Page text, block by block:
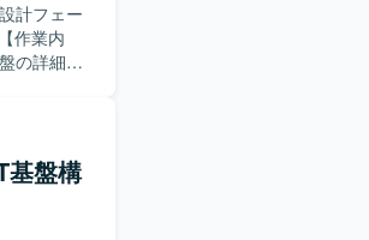
計フェー
の詳細設
など
設計書や
および関
基盤とし
基盤構